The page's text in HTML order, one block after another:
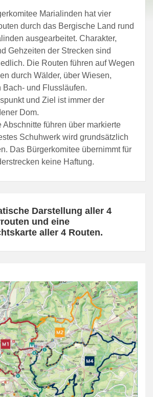
Marialinden hat vier
durch das Bergische Land rund
ausgearbeitet. Charakter,
Gehzeiten der Strecken sind
Die Routen führen auf Wegen
durch Wälder, über Wiesen,
Bach- und Flussläufen.
und Ziel ist immer der
Dom.
Abschnitte führen über markierte
Schuhwerk wird grundsätzlich
Das Bürgerkomitee übernimmt für
keine Haftung.
Darstellung aller 4
und eine
aller 4 Routen.